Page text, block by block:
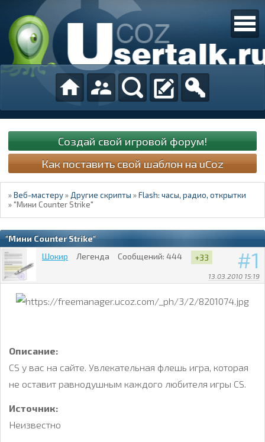
Создай свой игровой форум!
Как поставить свой шаблон на uCoz
»Веб-мастеру »Другие скрипты »Flash: часы, радио, открытки
»"Мини Counter Strike"
"Мини Counter Strike"
1
13.03.2010 15:19
Шокир Легенда Сообщений: 444 +33
Описание:
CS у вас на сайте. Увлекательная флешь игра, которая
не оставит равнодушным каждого любителя игры CS.
Источник:
Неизвестно